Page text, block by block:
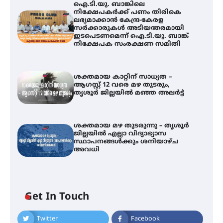
ഐ.ടി.യു. ബാങ്കിലെ
നിക്ഷേപകർക്ക് പണം തിരികെ
ലഭ്യമാക്കാൻ കേന്ദ്ര-കേരള
സർക്കാരുകൾ അടിയന്തരമായി
ഇടപെടണമെന്ന് ഐ.ടി.യു. ബാങ്ക്
നിക്ഷേപക സംരക്ഷണ സമിതി
ശക്തമായ കാറ്റിന് സാധ്യത –
ആഗസ്റ്റ് 12 വരെ മഴ തുടരും,
തൃശൂർ ജില്ലയിൽ മഞ്ഞ അലർട്ട്
ശക്തമായ മഴ തുടരുന്നു – തൃശൂർ
ജില്ലയിൽ എല്ലാ വിദ്യാഭ്യാസ
സ്ഥാപനങ്ങൾക്കും ശനിയാഴ്ച
അവധി
Get In Touch
Twitter Facebook
ഐ.ടി.യു. ബാങ്കിലെ
നിക്ഷേപകർക്ക് പണം തിരികെ
ലഭ്യമാക്കാൻ കേന്ദ്ര-കേരള
സർക്കാരുകൾ അടിയന്തരമായി